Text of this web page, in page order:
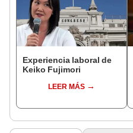
Experiencia laboral de
Keiko Fujimori
LEER MÁS